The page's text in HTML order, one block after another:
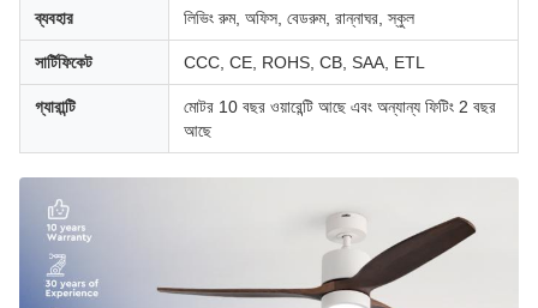
ব্যবহার লিভিং রুম, অফিস, বেডরুম, রান্নাঘর, স্কুল
সার্টিফিকেট CCC, CE, ROHS, CB, SAA, ETL
গ্যারান্টি
মোটর 10 বছর ওয়ারেন্টি আছে এবং অন্যান্য ফিটিং 2 বছর
আছে